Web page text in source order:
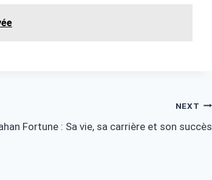
NEXT
Fortune : Sa vie, sa carrière et son succès